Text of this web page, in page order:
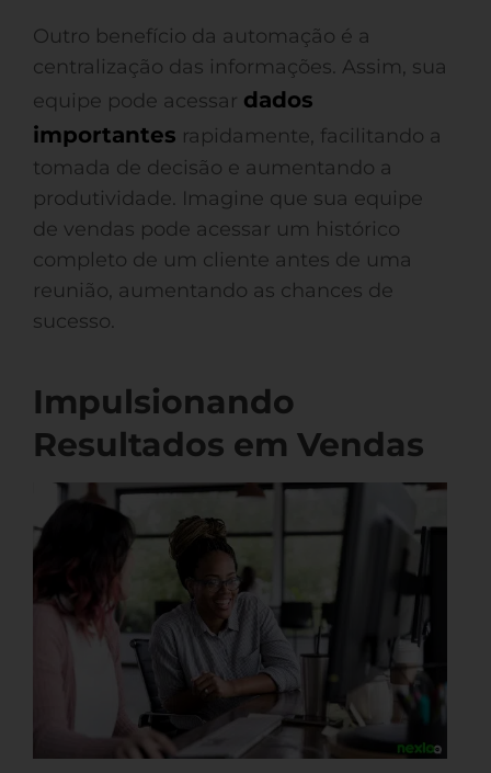
Outro benefício da automação é a
centralização das informações. Assim, sua
equipe pode acessar dados
importantes rapidamente, facilitando a
tomada de decisão e aumentando a
produtividade. Imagine que sua equipe
de vendas pode acessar um histórico
completo de um cliente antes de uma
reunião, aumentando as chances de
sucesso.
Impulsionando
Resultados em Vendas